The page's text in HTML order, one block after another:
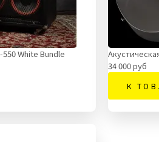
White Bundle
34 000 руб
К